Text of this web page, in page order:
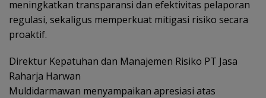
meningkatkan transparansi dan efektivitas pelaporan
regulasi, sekaligus memperkuat mitigasi risiko secara
proaktif.
Direktur Kepatuhan dan Manajemen Risiko PT Jasa
Raharja Harwan
Muldidarmawan menyampaikan apresiasi atas